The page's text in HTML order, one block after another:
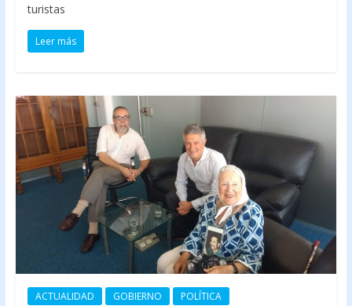
turistas
Leer más
ACTUALIDAD GOBIERNO POLÍTICA